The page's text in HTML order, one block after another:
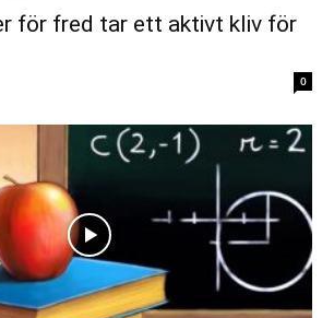
för fred tar ett aktivt kliv för
0